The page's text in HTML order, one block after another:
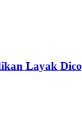
Layak